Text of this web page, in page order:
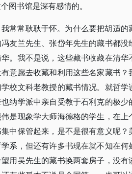
图书馆是深有感情的。
常常耿耿于怀。为什么要把胡适
友兰先生、张岱年先生的藏书都
。我不是说，这些藏书收藏在清
意愿去收藏和利用这些名家藏书
校文科老教授的藏书情况。就哲
纳学派中亲自受教于石利克的极
是现象学大师海德格的学生，在
中保管起来，是不是很有意义呢
系，但还有许多书现在就不知在
用吴先生的藏书换两套房子，没